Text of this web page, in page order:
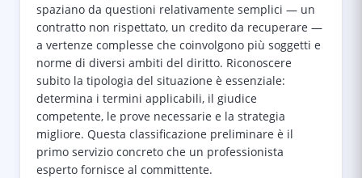
spaziano da questioni relativamente semplici — un
contratto non rispettato, un credito da recuperare —
a vertenze complesse che coinvolgono più soggetti e
norme di diversi ambiti del diritto. Riconoscere
subito la tipologia del situazione è essenziale:
determina i termini applicabili, il giudice
competente, le prove necessarie e la strategia
migliore. Questa classificazione preliminare è il
primo servizio concreto che un professionista
esperto fornisce al committente.